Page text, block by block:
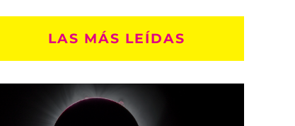
LAS MÁS LEÍDAS